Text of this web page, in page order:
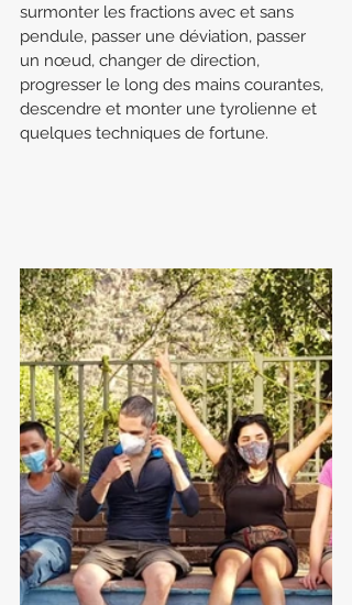
surmonter les fractions avec et sans
pendule, passer une déviation, passer
un nœud, changer de direction,
progresser le long des mains courantes,
descendre et monter une tyrolienne et
quelques techniques de fortune.